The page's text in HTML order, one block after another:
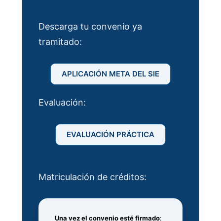
Descarga tu convenio ya
tramitado:
APLICACIÓN META DEL SIE
Evaluación:
EVALUACIÓN PRÁCTICA
Matriculación de créditos:
Una vez el convenio esté firmado: